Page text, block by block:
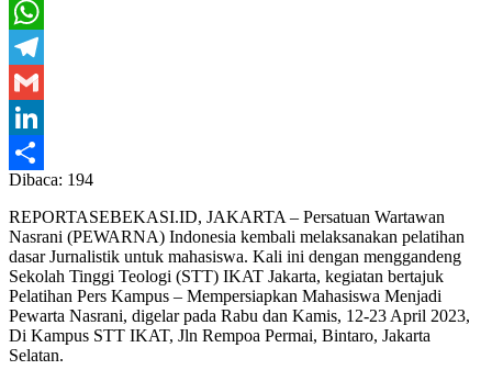
Twitter
WhatsApp
Telegram
Gmail
LinkedIn
Share
Dibaca: 194
REPORTASEBEKASI.ID, JAKARTA – Persatuan Wartawan
Nasrani (PEWARNA) Indonesia kembali melaksanakan pelatihan
dasar Jurnalistik untuk mahasiswa. Kali ini dengan menggandeng
Sekolah Tinggi Teologi (STT) IKAT Jakarta, kegiatan bertajuk
Pelatihan Pers Kampus – Mempersiapkan Mahasiswa Menjadi
Pewarta Nasrani, digelar pada Rabu dan Kamis, 12-23 April 2023,
Di Kampus STT IKAT, Jln Rempoa Permai, Bintaro, Jakarta
Selatan.